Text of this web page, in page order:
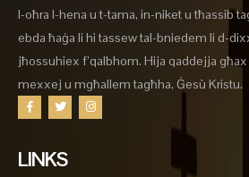
l-oħra l-hena u t-tama, in-niket u tħassib
ebda ħaġa li hi tassew tal-bniedem li d-
jħossuhiex f’qalbhom. Hija qaddejja
mexxej u mgħallem tagħha, Ġesù Kristu.
LINKS